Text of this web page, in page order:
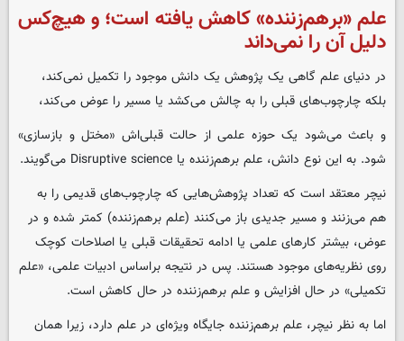
علم «برهم‌زننده» کاهش یافته است؛ و هیچ‌کس
دلیل آن را نمی‌داند
در دنیای علم گاهی یک پژوهش یک دانش موجود را تکمیل نمی‌کند،
بلکه چارچوب‌های قبلی را به چالش می‌کشد یا مسیر را عوض می‌کند،
و باعث می‌شود یک حوزه علمی از حالت قبلی‌اش «مختل و بازسازی»
شود. به این نوع دانش، علم برهم‌زننده یا Disruptive science می‌گویند.
نیچر معتقد است که تعداد پژوهش‌هایی که چارچوب‌های قدیمی را به
هم می‌زنند و مسیر جدیدی باز می‌کنند (علم برهم‌زننده) کمتر شده و در
عوض، بیشتر کارهای علمی یا ادامه‌ تحقیقات قبلی‌ یا اصلاحات کوچک
روی نظریه‌های موجود هستند. پس در نتیجه براساس ادبیات علمی، «علم
تکمیلی» در حال افزایش و علم برهم‌زننده در حال کاهش است.
اما به نظر نیچر، علم برهم‌زننده جایگاه ویژه‌ای در علم دارد، زیرا همان